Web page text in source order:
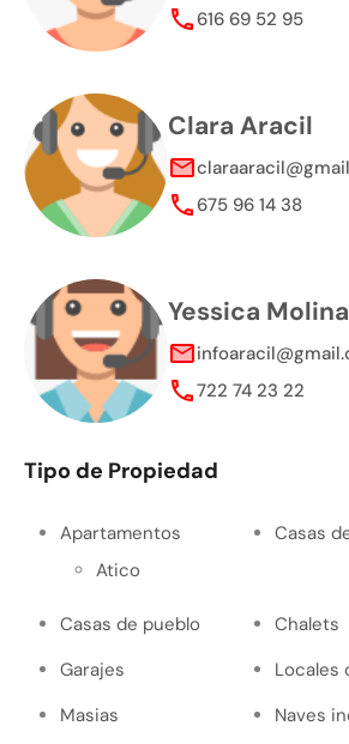
616 69 52 95
Clara Aracil
675 96 14 38
Yessica Molina
722 74 23 22
Tipo de Propiedad
Apartamentos
Atico
Casas
Casas de pueblo
Chalets
Garajes
Locales
Masias
Naves